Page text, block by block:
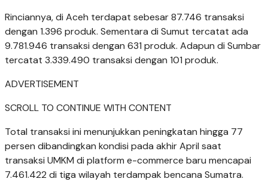
Rinciannya, di Aceh terdapat sebesar 87.746 transaksi
dengan 1.396 produk. Sementara di Sumut tercatat ada
9.781.946 transaksi dengan 631 produk. Adapun di Sumbar
tercatat 3.339.490 transaksi dengan 101 produk.
ADVERTISEMENT
SCROLL TO CONTINUE WITH CONTENT
Total transaksi ini menunjukkan peningkatan hingga 77
persen dibandingkan kondisi pada akhir April saat
transaksi UMKM di platform e-commerce baru mencapai
7.461.422 di tiga wilayah terdampak bencana Sumatra.